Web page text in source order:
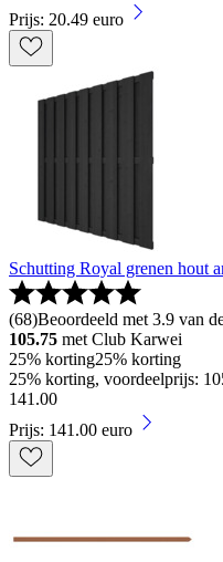
Prijs: 20.49 euro
Schutting Royal grenen hout
(68)Beoordeeld met 3.9 van
105.75 met Club Karwei
25% korting25% korting
25% korting, voordeelprijs:
141.00
Prijs: 141.00 euro